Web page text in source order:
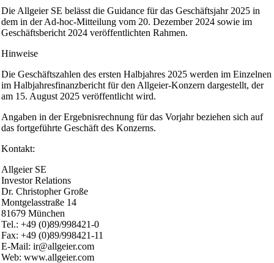
Die Allgeier SE belässt die Guidance für das Geschäftsjahr 2025 in
dem in der Ad-hoc-Mitteilung vom 20. Dezember 2024 sowie im
Geschäftsbericht 2024 veröffentlichten Rahmen.
Hinweise
Die Geschäftszahlen des ersten Halbjahres 2025 werden im Einzelnen
im Halbjahresfinanzbericht für den Allgeier-Konzern dargestellt, der
am 15. August 2025 veröffentlicht wird.
Angaben in der Ergebnisrechnung für das Vorjahr beziehen sich auf
das fortgeführte Geschäft des Konzerns.
Kontakt:
Allgeier SE
Investor Relations
Dr. Christopher Große
Montgelasstraße 14
81679 München
Tel.: +49 (0)89/998421-0
Fax: +49 (0)89/998421-11
E-Mail: ir@allgeier.com
Web: www.allgeier.com